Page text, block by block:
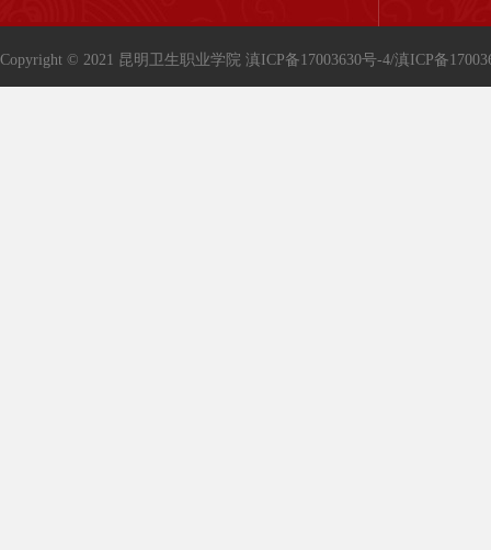
Copyright © 2021 昆明卫生职业学院 滇ICP备17003630号-4/滇ICP备